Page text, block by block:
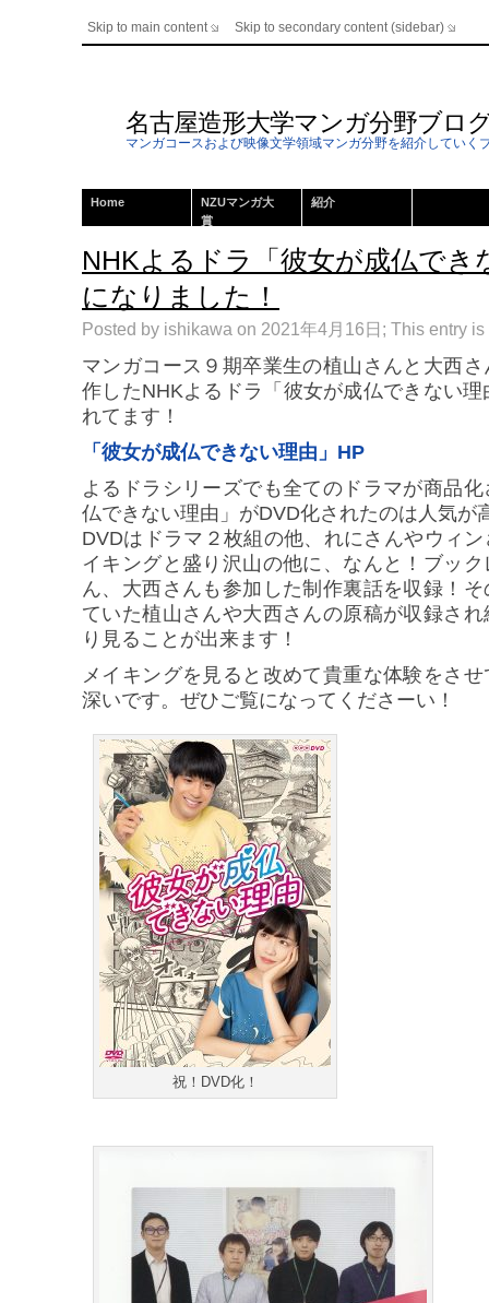
Skip to main content Skip to secondary content (sidebar)
名古屋造形大学マンガ分野ブロ
マンガコースおよび映像文学領域マンガ分野を紹介していく
Home
NZUマンガ大
賞
紹介
NHKよるドラ「彼女が成仏でき
になりました！
Posted by ishikawa on 2021年4月16日; This entry
マンガコース９期卒業生の植山さんと大西
作したNHKよるドラ「彼女が成仏できない
れてます！
「彼女が成仏できない理由」HP
よるドラシリーズでも全てのドラマが商品
仏できない理由」がDVD化されたのは人気が
DVDはドラマ２枚組の他、れにさんやウィ
イキングと盛り沢山の他に、なんと！ブッ
ん、大西さんも参加した制作裏話を収録！
ていた植山さんや大西さんの原稿が収録さ
り見ることが出来ます！
メイキングを見ると改めて貴重な体験をさ
深いです。ぜひご覧になってくださーい！
祝！DVD化！